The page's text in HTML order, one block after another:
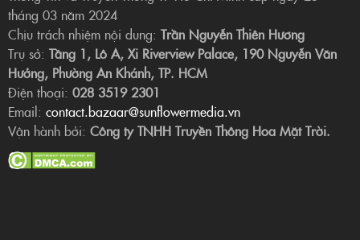
tháng 03 năm 2024
Chịu trách nhiệm nội dung: Trần Nguyễn Thiên Hương
Trụ sở: Tầng 1, Lô A, Xi Riverview Palace, 190 Nguyễn Văn
Hưởng, Phường An Khánh, TP. HCM
Điện thoại: 028 3519 2301
Email: contact.bazaar@sunflowermedia.vn
Vận hành bởi: Công ty TNHH Truyền Thông Hoa Mặt Trời.